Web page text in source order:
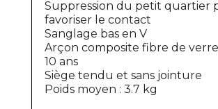
Suppression du petit quartier
favoriser le contact
Sanglage bas en V
Arçon composite fibre de
10 ans
Siège tendu et sans jointure
Poids moyen : 3.7 kg